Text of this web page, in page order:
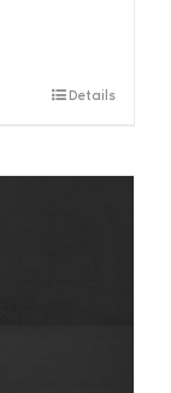
Details